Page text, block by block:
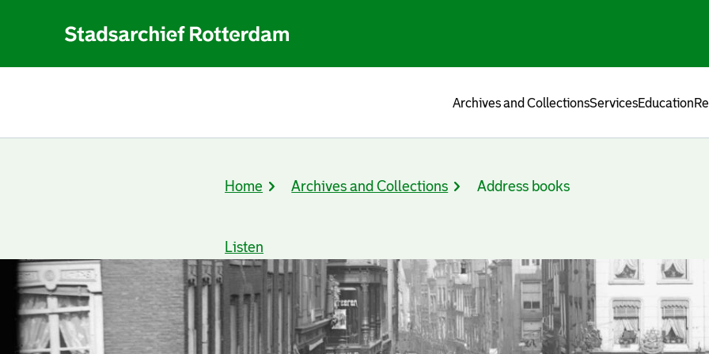
Archives and CollectionsServicesEducation
Breadcrumb
Home Archives and Collections Address books
Listen